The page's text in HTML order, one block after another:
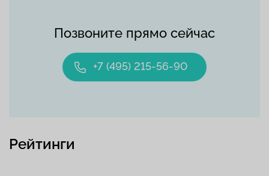
Позвоните прямо сейчас
+7 (495) 215-56-90
Рейтинги